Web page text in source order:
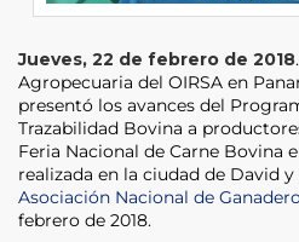
Jueves, 22 de febrero de 2018
Agropecuaria del OIRSA en
presentó los avances del
Trazabilidad Bovina a
Feria Nacional de Carne Bovina
realizada en la ciudad de David
Asociación Nacional de
febrero de 2018.